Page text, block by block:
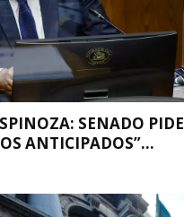
SENADO PIDE
ANTICIPADOS”...